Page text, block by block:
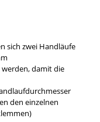
sich zwei Handläufe
damit die
den einzelnen